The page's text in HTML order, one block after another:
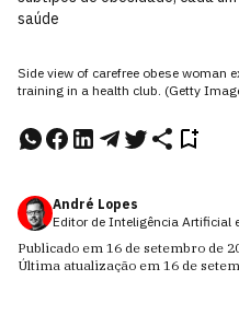
saúde
Side view of carefree obese woman
training in a health club. (Getty
André Lopes
Editor de Inteligência Artificial
Publicado em 16 de setembro de
Última atualização em 16 de